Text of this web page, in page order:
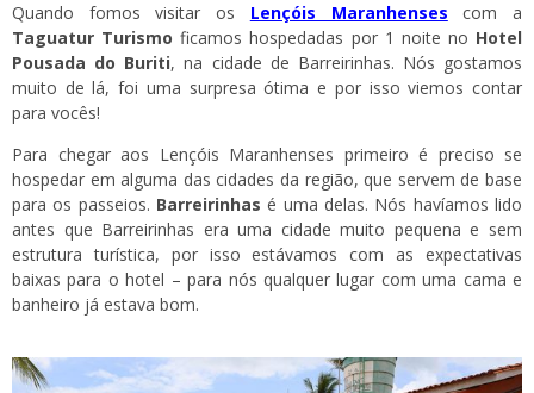
Quando fomos visitar os Lençóis Maranhenses com a
Taguatur Turismo ficamos hospedadas por 1 noite no Hotel
Pousada do Buriti, na cidade de Barreirinhas. Nós gostamos
muito de lá, foi uma surpresa ótima e por isso viemos contar
para vocês!
Para chegar aos Lençóis Maranhenses primeiro é preciso se
hospedar em alguma das cidades da região, que servem de base
para os passeios. Barreirinhas é uma delas. Nós havíamos lido
antes que Barreirinhas era uma cidade muito pequena e sem
estrutura turística, por isso estávamos com as expectativas
baixas para o hotel – para nós qualquer lugar com uma cama e
banheiro já estava bom.